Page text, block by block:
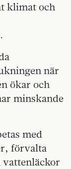
klimat och
när
ökar och
minskande
med
förvalta
vattenläckor